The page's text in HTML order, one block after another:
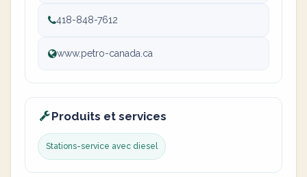
418-848-7612
www.petro-canada.ca
Produits et services
Stations-service avec diesel